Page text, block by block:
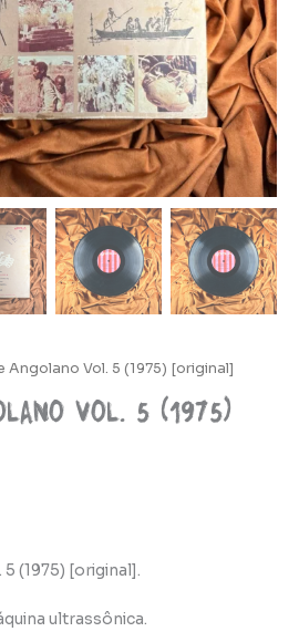
Angolano Vol. 5 (1975) [original]
Vol. 5 (1975)
(1975) [original].
ultrassônica.